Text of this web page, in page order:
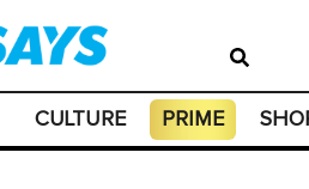
CULTURE PRIME